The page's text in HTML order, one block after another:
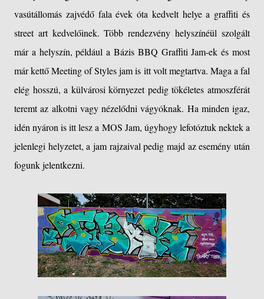
vasútállomás zajvédő fala évek óta kedvelt helye a graffiti és
street art kedvelőinek. Több rendezvény helyszínéül szolgált
már a helyszín, például a Bázis BBQ Graffiti Jam-ek és most
már kettő Meeting of Styles jam is itt volt megtartva. Maga a fal
elég hosszú, a külvárosi környezet pedig tökéletes atmoszférát
teremt az alkotni vagy nézelődni vágyóknak. Ha minden igaz,
idén nyáron is itt lesz a MOS Jam, úgyhogy lefotóztuk nektek a
jelenlegi helyzetet, a jam rajzaival pedig majd az esemény után
fogunk jelentkezni.